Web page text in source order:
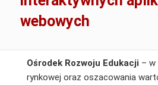
webowych
Ośrodek Rozwoju Edukacji – w
rynkowej oraz oszacowania